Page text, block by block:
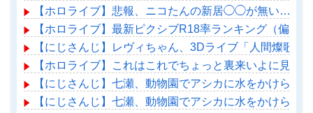
【ホロライブ】悲報、ニコたんの新居◯◯が無い…
【ホロライブ】最新ピクシブR18率ランキング（偏差
【にじさんじ】レヴィちゃん、3Dライブ「人間燦歌
【ホロライブ】これはこれでちょっと裏来いよに見える
【にじさんじ】七瀬、動物園でアシカに水をかけられ
【にじさんじ】七瀬、動物園でアシカに水をかけられ